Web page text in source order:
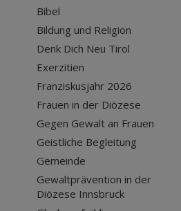
Bibel
Bildung und Religion
Denk Dich Neu Tirol
Exerzitien
Franziskusjahr 2026
Frauen in der Diözese
Gegen Gewalt an Frauen
Geistliche Begleitung
Gemeinde
Gewaltprävention in der
Diözese Innsbruck